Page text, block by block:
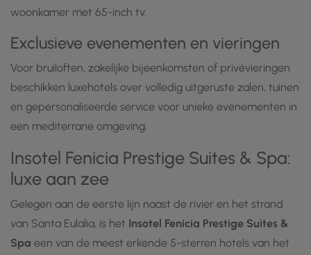
woonkamer met 65-inch tv.
Exclusieve evenementen en vieringen
Voor bruiloften, zakelijke bijeenkomsten of privévieringen
beschikken luxehotels over volledig uitgeruste zalen, tuinen
en gepersonaliseerde service voor unieke evenementen in
een mediterrane omgeving.
Insotel Fenicia Prestige Suites & Spa:
luxe aan zee
Gelegen aan de eerste lijn naast de rivier en het strand
van Santa Eulalia, is het Insotel Fenicia Prestige Suites &
Spa een van de meest erkende 5-sterren hotels van het